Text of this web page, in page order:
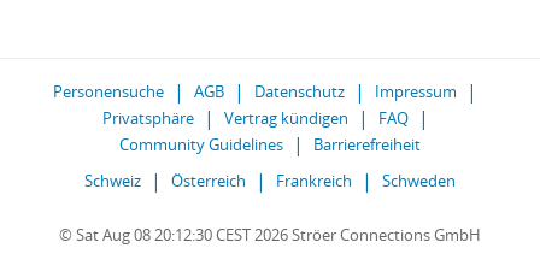
Personensuche AGB Datenschutz
Impressum
Privatsphäre
Vertrag kündigen
FAQ
Community Guidelines
Barrierefreiheit
Schweiz
Österreich Frankreich Schweden
© Sat Aug 08 20:12:30 CEST 2026 Ströer Connections GmbH